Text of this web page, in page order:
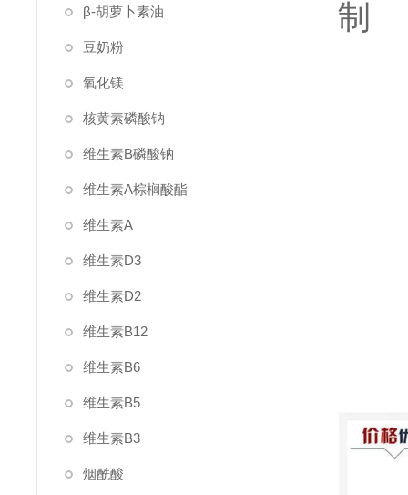
β-胡萝卜素油
豆奶粉
氧化镁
核黄素磷酸钠
维生素B磷酸钠
维生素A棕榈酸酯
维生素A
维生素D3
维生素D2
维生素B12
维生素B6
维生素B5
维生素B3
烟酰酸